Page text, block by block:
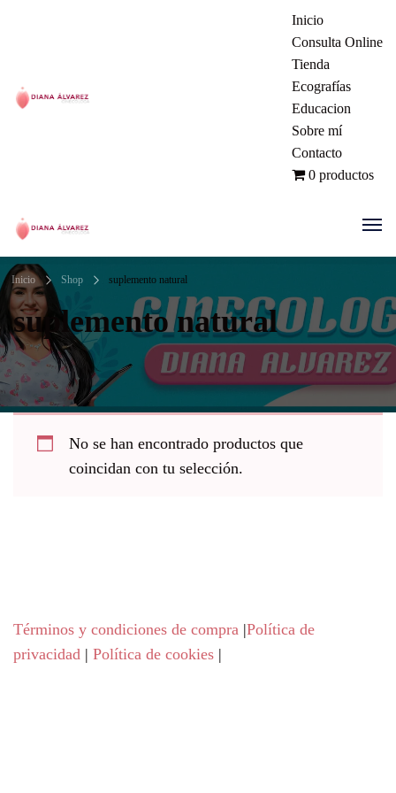
Ginecóloga | Dra. Diana Álvarez
| Manizales Colombia
Inicio
Consulta Online
Tienda
Ecografías
Educacion
Sobre mí
Contacto
0 productos
Ginecóloga | Dra. Diana Álvarez
| Manizales Colombia
Inicio Shop suplemento natural
suplemento natural
No se han encontrado productos que
coincidan con tu selección.
Términos y condiciones de compra |Política de
privacidad | Política de cookies |